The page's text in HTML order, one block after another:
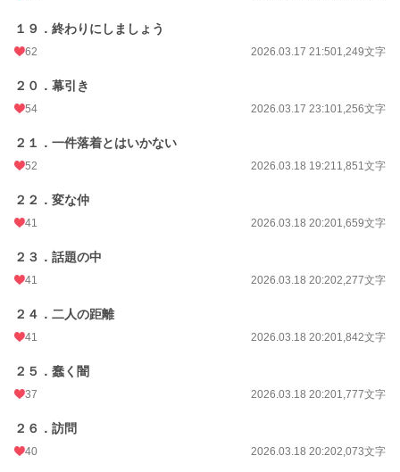
１９．終わりにしましょう
62 2026.03.17 21:501,249文字
２０．幕引き
54 2026.03.17 23:101,256文字
２１．一件落着とはいかない
52 2026.03.18 19:211,851文字
２２．変な仲
41 2026.03.18 20:201,659文字
２３．話題の中
41 2026.03.18 20:202,277文字
２４．二人の距離
41 2026.03.18 20:201,842文字
２５．蠢く闇
37 2026.03.18 20:201,777文字
２６．訪問
40 2026.03.18 20:202,073文字